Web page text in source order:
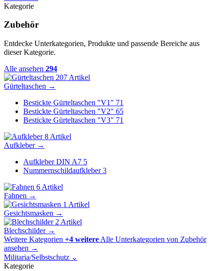
Kategorie
Zubehör
Entdecke Unterkategorien, Produkte und passende Bereiche aus
dieser Kategorie.
Alle ansehen 294
207 Artikel
Gürteltaschen →
Bestickte Gürteltaschen "V1" 71
Bestickte Gürteltaschen "V2" 65
Bestickte Gürteltaschen "V3" 71
8 Artikel
Aufkleber →
Aufkleber DIN A7 5
Nummernschildaufkleber 3
6 Artikel
Fahnen →
1 Artikel
Gesichtsmasken →
2 Artikel
Blechschilder →
Weitere Kategorien +4 weitere Alle Unterkategorien von Zubehör
ansehen →
Militaria/Selbstschutz ⌄
Kategorie